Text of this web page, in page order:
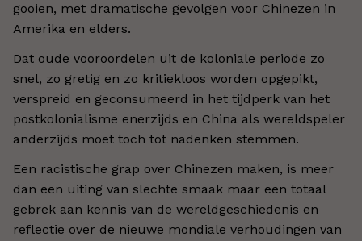
gooien, met dramatische gevolgen voor Chinezen in
Amerika en elders.
Dat oude vooroordelen uit de koloniale periode zo
snel, zo gretig en zo kritiekloos worden opgepikt,
verspreid en geconsumeerd in het tijdperk van het
postkolonialisme enerzijds en China als wereldspeler
anderzijds moet toch tot nadenken stemmen.
Een racistische grap over Chinezen maken, is meer
dan een uiting van slechte smaak maar een totaal
gebrek aan kennis van de wereldgeschiedenis en
reflectie over de nieuwe mondiale verhoudingen van